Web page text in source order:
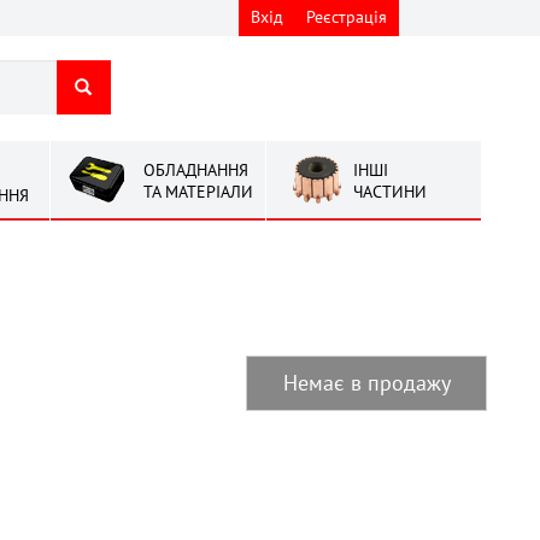
Вхід Реєстрація
ОБЛАДНАННЯ
ТА МАТЕРІАЛИ
ІНШІ
ЧАСТИНИ
Немає в продажу